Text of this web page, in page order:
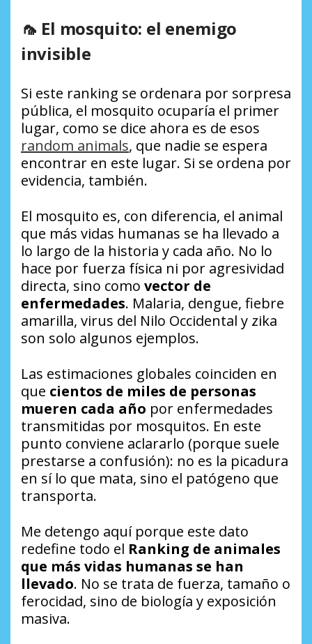
🦟 El mosquito: el enemigo
invisible
Si este ranking se ordenara por sorpresa
pública, el mosquito ocuparía el primer
lugar, como se dice ahora es de esos
random animals, que nadie se espera
encontrar en este lugar. Si se ordena por
evidencia, también.
El mosquito es, con diferencia, el animal
que más vidas humanas se ha llevado a
lo largo de la historia y cada año. No lo
hace por fuerza física ni por agresividad
directa, sino como vector de
enfermedades. Malaria, dengue, fiebre
amarilla, virus del Nilo Occidental y zika
son solo algunos ejemplos.
Las estimaciones globales coinciden en
que cientos de miles de personas
mueren cada año por enfermedades
transmitidas por mosquitos. En este
punto conviene aclararlo (porque suele
prestarse a confusión): no es la picadura
en sí lo que mata, sino el patógeno que
transporta.
Me detengo aquí porque este dato
redefine todo el Ranking de animales
que más vidas humanas se han
llevado. No se trata de fuerza, tamaño o
ferocidad, sino de biología y exposición
masiva.